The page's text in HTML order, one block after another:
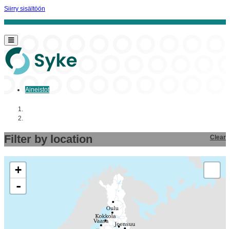
Siirry sisältöön
Aineistot
Filter by location Clear
+
-